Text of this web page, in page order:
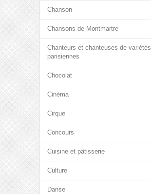
Chanson
Chansons de Montmartre
Chanteurs et chanteuses de variétés
parisiennes
Chocolat
Cinéma
Cirque
Concours
Cuisine et pâtisserie
Culture
Danse